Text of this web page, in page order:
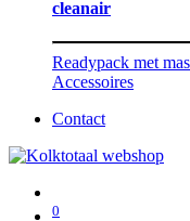
cleanair
Readypack met
Accessoires
Contact
0